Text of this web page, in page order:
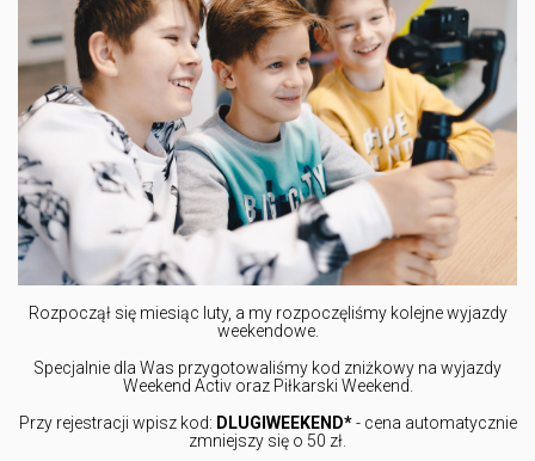
Rozpoczął się miesiąc luty, a my rozpoczęliśmy kolejne wyjazdy
weekendowe.
Specjalnie dla Was przygotowaliśmy kod zniżkowy na wyjazdy
Weekend Activ oraz Piłkarski Weekend.
Przy rejestracji wpisz kod: DLUGIWEEKEND*- cena automatycznie
zmniejszy się o 50 zł.